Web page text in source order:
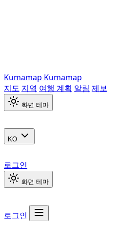
Kumamap Kumamap
지도 지역 여행 계획 알림 제보
화면 테마
KO
로그인
화면 테마
로그인